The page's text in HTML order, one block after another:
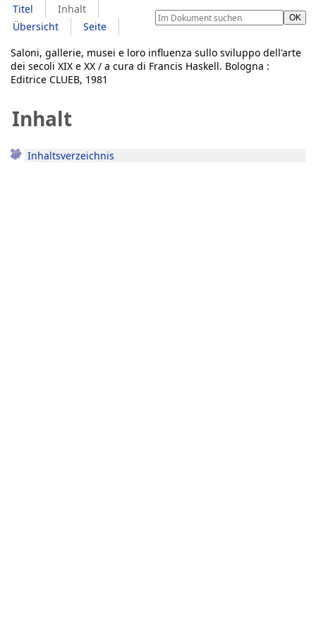
Titel
Inhalt
Übersicht
Seite
Saloni, gallerie, musei e loro influenza sullo sviluppo dell'arte
dei secoli XIX e XX / a cura di Francis Haskell. Bologna :
Editrice CLUEB, 1981
Inhalt
Inhaltsverzeichnis